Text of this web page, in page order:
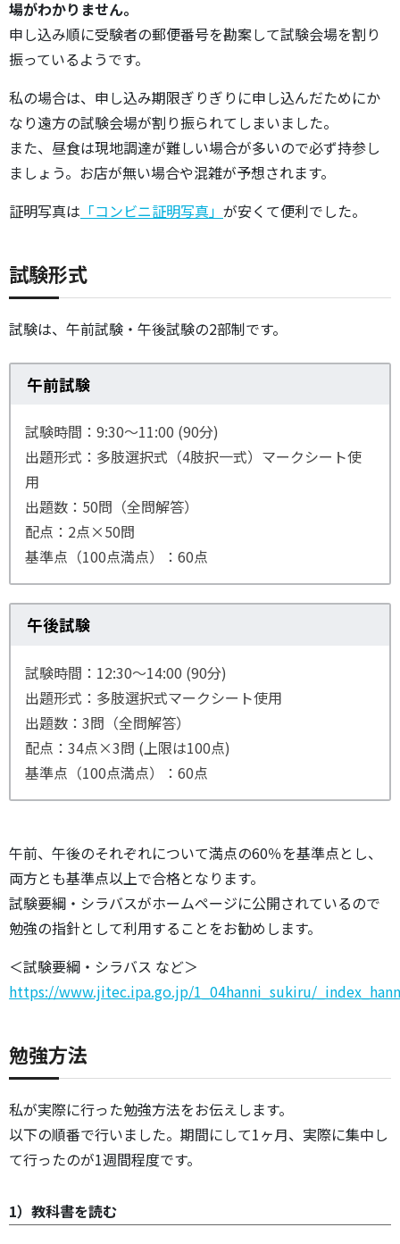
場がわかりません。
申し込み順に受験者の郵便番号を勘案して試験会場を割り
振っているようです。
私の場合は、申し込み期限ぎりぎりに申し込んだためにか
なり遠方の試験会場が割り振られてしまいました。
また、昼食は現地調達が難しい場合が多いので必ず持参し
ましょう。お店が無い場合や混雑が予想されます。
証明写真は 「コンビニ証明写真」 が安くて便利でした。
試験形式
試験は、午前試験・午後試験の2部制です。
午前試験
試験時間：9:30～11:00 (90分)
出題形式：多肢選択式（4肢択一式）マークシート使
用
出題数：50問（全問解答）
配点：2点×50問
基準点（100点満点）：60点
午後試験
試験時間：12:30～14:00 (90分)
出題形式：多肢選択式マークシート使用
出題数：3問（全問解答）
配点：34点×3問 (上限は100点)
基準点（100点満点）：60点
午前、午後のそれぞれについて満点の60％を基準点とし、
両方とも基準点以上で合格となります。
試験要綱・シラバスがホームページに公開されているので
勉強の指針として利用することをお勧めします。
＜試験要綱・シラバス など＞
https://www.jitec.ipa.go.jp/1_04hanni_sukiru/
勉強方法
私が実際に行った勉強方法をお伝えします。
以下の順番で行いました。期間にして1ヶ月、実際に集中し
て行ったのが1週間程度です。
1）教科書を読む